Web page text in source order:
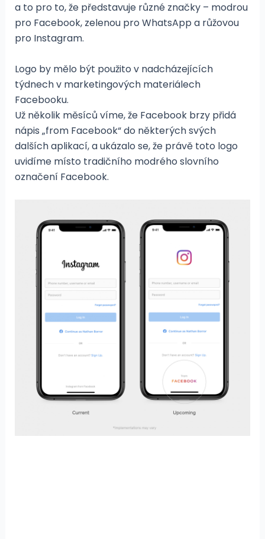
a to pro to, že představuje různé značky – modrou
pro Facebook, zelenou pro WhatsApp a růžovou
pro Instagram.
Logo by mělo být použito v nadcházejících
týdnech v marketingových materiálech
Facebooku.
Už několik měsíců víme, že Facebook brzy přidá
nápis „from Facebook“ do některých svých
dalších aplikací, a ukázalo se, že právě toto logo
uvidíme místo tradičního modrého slovního
označení Facebook.